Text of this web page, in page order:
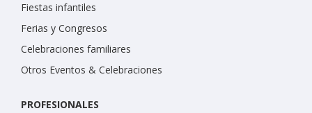
Fiestas infantiles
Ferias y Congresos
Celebraciones familiares
Otros Eventos & Celebraciones
PROFESIONALES